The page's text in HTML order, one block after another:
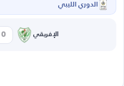
الدوري الليبي
الإفريقي 0